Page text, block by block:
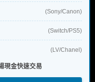
(Sony/Canon)
(Switch/PS5)
(LV/Chanel)
現金快速交易